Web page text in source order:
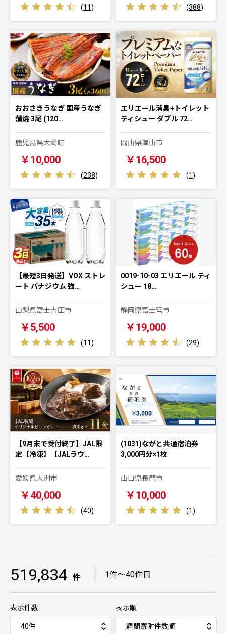
(11) (388)
おおさきうなぎ 国産うなぎ
蒲焼 3尾 (120…
鹿児島県大崎町
￥10,000
(238)
エリエール消臭+トイレット
ティシュー ダブル 72…
岡山県津山市
￥16,500
(1)
【最短3日発送】VOX ストレ
ート バナジウム 強…
山梨県富士吉田市
￥5,500
(11)
0019-10-03 エリエール ティ
シュー 18…
静岡県富士宮市
￥19,000
(29)
【9月末で受付終了】JAL限
定【冷凍】【JALラウ…
愛媛県大洲市
￥40,000
(40)
(1031)ながと共通宿泊券
3,000円分×1枚
山口県長門市
￥10,000
(1)
519,834 件 1件～40件目
表示件数 表示順